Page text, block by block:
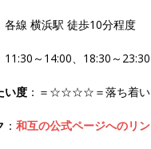
各線 横浜駅 徒歩10分程度
11:30～14:00、18:30～
い度 ：＝☆☆☆☆＝落ち着い
： 和互の公式ページへのリ